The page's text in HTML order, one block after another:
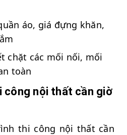
áo, giá đựng khăn,
chặt các mối nối, mối
toàn
công nội thất cần giờ
thi công nội thất cần